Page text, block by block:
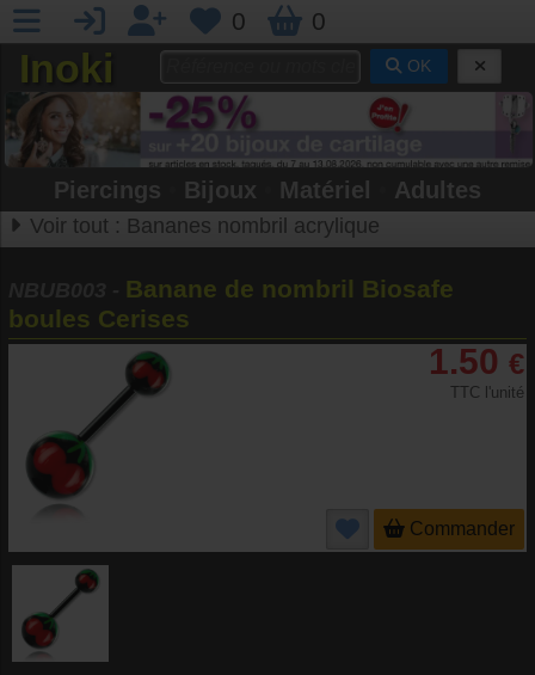
0 0
Inoki OK
Piercings Bijoux Matériel Adultes
Voir tout : Bananes nombril acrylique
Banane de nombril Biosafe
boules Cerises
1.50 €
TTC l'unité
Commander